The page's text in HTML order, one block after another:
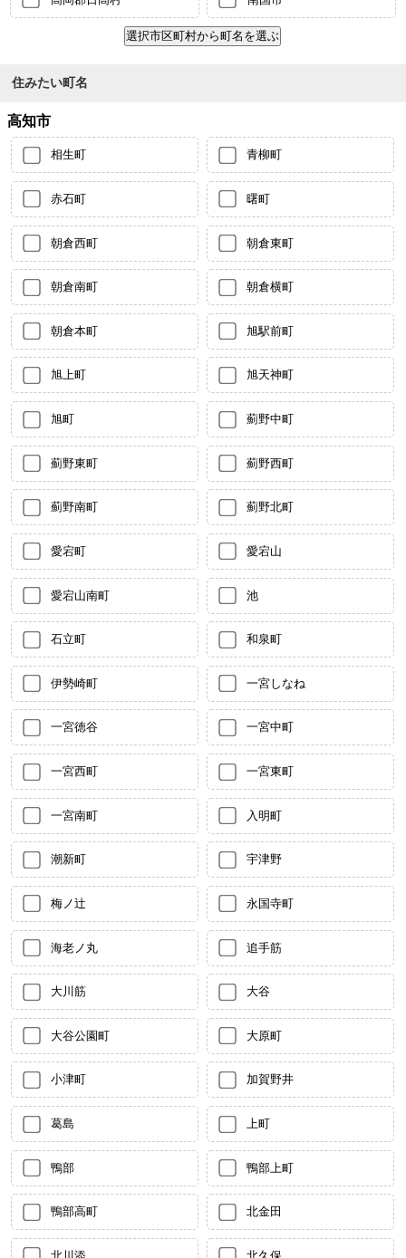
住みたい町名
高知市
相生町 青柳町
赤石町 曙町
朝倉西町 朝倉東町
朝倉南町 朝倉横町
朝倉本町 旭駅前町
旭上町 旭天神町
旭町 薊野中町
薊野東町 薊野西町
薊野南町 薊野北町
愛宕町 愛宕山
愛宕山南町 池
石立町 和泉町
伊勢崎町 一宮しなね
一宮徳谷 一宮中町
一宮西町 一宮東町
一宮南町 入明町
潮新町 宇津野
梅ノ辻 永国寺町
海老ノ丸 追手筋
大川筋 大谷
大谷公園町 大原町
小津町 加賀野井
葛島 上町
鴨部 鴨部上町
鴨部高町 北金田